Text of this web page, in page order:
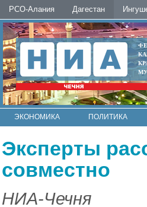
РСО-Алания Дагестан
ЭКОНОМИКА ПОЛИТИКА
Эксперты
совместно
НИА-Чечня